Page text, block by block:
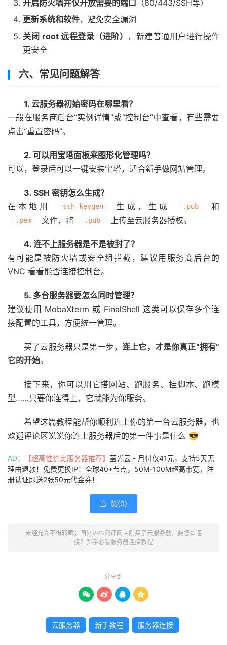
开启防火墙并仅开放需要的端口
（80/443/SSH等）
更新系统和软件，避免安全漏洞
关闭 root 远程登录（进阶） ，新建普通用户进行操作
更安全
六、常见问题解答
1. 云服务器初始密码在哪里看？
一般在服务商后台“实例详情”或“控制台”中查看，有些需要
点击“重置密码”。
2. 可以用宝塔面板来图形化管理吗？
可以，登录后可以一键安装宝塔，适合新手做网站管理。
3. SSH 密钥怎么生成？
在本地用
ssh-keygen 生成，生成 .pub 和
.pem 文件，将 .pub 上传至云服务器授权。
4. 连不上服务器是不是被封了？
有可能是被防火墙或安全组拦截，建议用服务商后台的
VNC 看看能否连接控制台。
5. 多台服务器要怎么同时管理？
建议使用 MobaXterm 或 FinalShell 这类可以保存多个连
接配置的工具，方便统一管理。
买了云服务器只是第一步， 连上它，才是你真正“拥有”
它的开始。
接下来，你可以用它搭网站、跑服务、挂脚本、跑模
型……只要你连得上，它就能为你服务。
希望这篇教程能帮你顺利连上你的第一台云服务器，也
欢迎评论区说说你连上服务器后的第一件事是什么 😎
AD： 【超高性价比服务器推荐】 萤光云 - 月付仅41元，支持5天无
理由退款！免费更换IP！全球40+节点，50M-100M超高带宽，注
册认证即送2张50元代金券！
 赞(0)
未经允许不得转载； 国外VPS测评网 » 刚买了云服务器，要怎么连
接？新手必看服务器连接教程
分享到
   
云服务器 新手教程 服务器连接